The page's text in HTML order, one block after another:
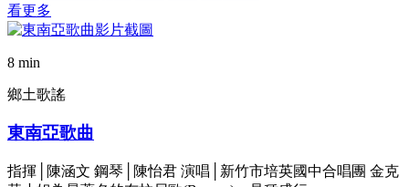
看更多
8 min
鄉土歌謠
東南亞歌曲
指揮│陳涵文 鋼琴│陳怡君 演唱│新竹市培英國中合唱團 金克